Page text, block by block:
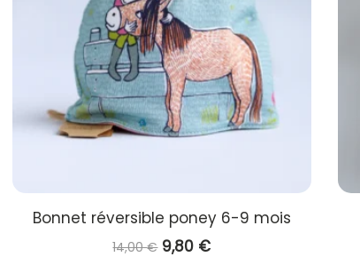
Bonnet réversible poney 6-9 mois
14,00€ Le
9,80 €Le